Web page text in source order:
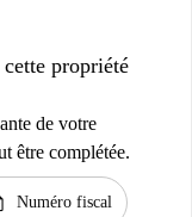
propriété
de votre
être complétée.
Numéro fiscal